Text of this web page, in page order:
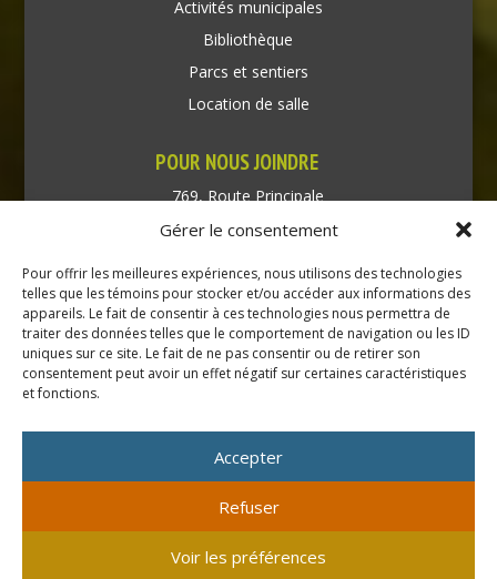
Gérer le consentement
Pour offrir les meilleures expériences, nous utilisons des technologies
telles que les témoins pour stocker et/ou accéder aux informations des
appareils. Le fait de consentir à ces technologies nous permettra de
traiter des données telles que le comportement de navigation ou les ID
uniques sur ce site. Le fait de ne pas consentir ou de retirer son
consentement peut avoir un effet négatif sur certaines caractéristiques
et fonctions.
Accepter
Refuser
Voir les préférences
Activités municipales
Bibliothèque
Parcs et sentiers
Location de salle
POUR NOUS JOINDRE
769, Route Principale
Très-Saint-Rédempteur
Téléphone : (450) 451-5203
Direction générale :
dir@tressaintredempteur.ca
© 2026 Tous droits réservés. Municipalité de Très-Saint-
Rédempteur.